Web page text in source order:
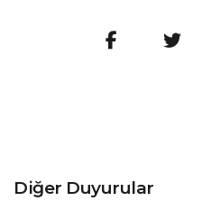
Diğer Duyurular